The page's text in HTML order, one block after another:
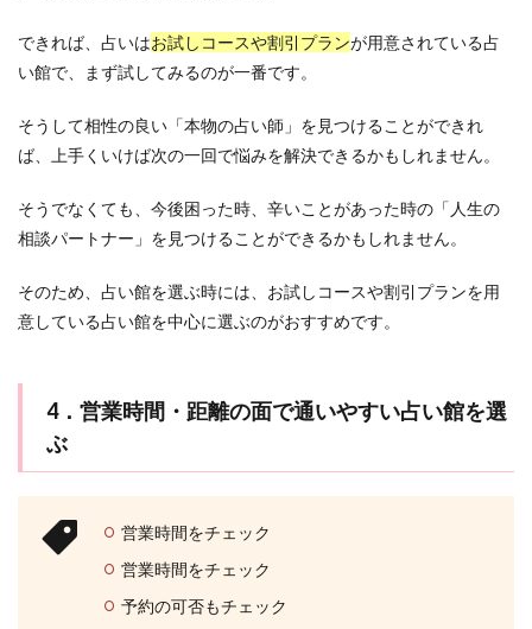
できれば、占いはお試しコースや割引プランが用意されている占
い館で、まず試してみるのが一番です。
そうして相性の良い「本物の占い師」を見つけることができれ
ば、上手くいけば次の一回で悩みを解決できるかもしれません。
そうでなくても、今後困った時、辛いことがあった時の「人生の
相談パートナー」を見つけることができるかもしれません。
そのため、占い館を選ぶ時には、お試しコースや割引プランを用
意している占い館を中心に選ぶのがおすすめです。
4．営業時間・距離の面で通いやすい占い館を選
ぶ
営業時間をチェック
営業時間をチェック
予約の可否もチェック